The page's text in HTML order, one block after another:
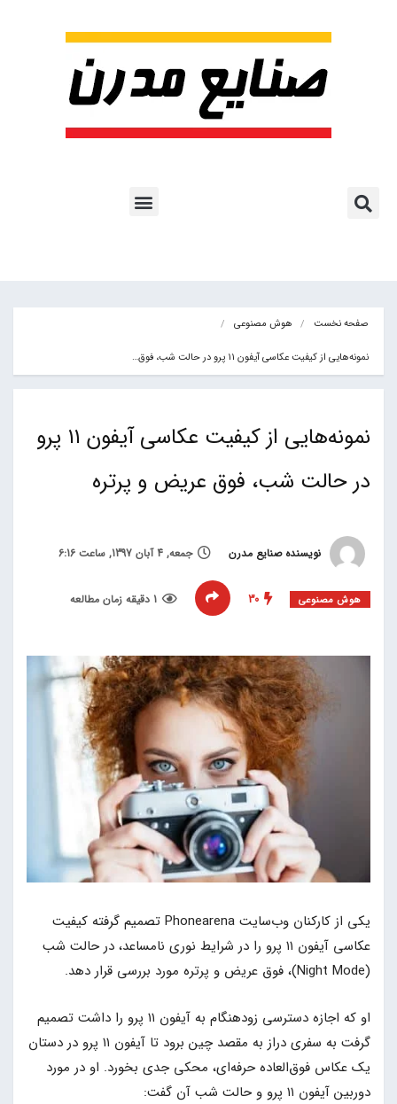
صفحه نخست هوش مصنوعی
نمونه‌هایی از کیفیت عکاسی آیفون ۱۱ پرو در حالت شب، فوق…
نمونه‌هایی از کیفیت عکاسی آیفون ۱۱ پرو
در حالت شب، فوق عریض و پرتره
نویسنده صنایع مدرن جمعه, 4 آبان 1397, ساعت 6:16
هوش مصنوعی 30 1 دقیقه زمان مطالعه
یکی از کارکنان وب‌سایت Phonearena تصمیم گرفته کیفیت
عکاسی آیفون ۱۱ پرو را در شرایط نوری نامساعد، در حالت شب
(Night Mode)، فوق عریض و پرتره مورد بررسی قرار دهد.
او که اجازه دسترسی زودهنگام به آیفون ۱۱ پرو را داشت تصمیم
گرفت به سفری دراز به مقصد چین برود تا آیفون ۱۱ پرو در دستان
یک عکاس فوق‌العاده حرفه‌ای، محکی جدی بخورد. او در مورد
دوربین آیفون ۱۱ پرو و حالت شب آن گفت: